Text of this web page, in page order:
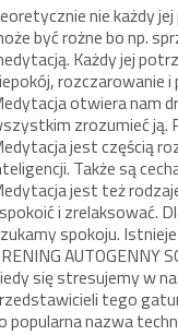
nie każdy
być rożne bo np.
Każdy jej
rozczarowanie i
otwiera nam
zrozumieć ją.
jest częścią
Także są
jest też
i zrelaksować.
spokoju.
AUTOGENNY
się stresujemy w
tego
popularna nazwa